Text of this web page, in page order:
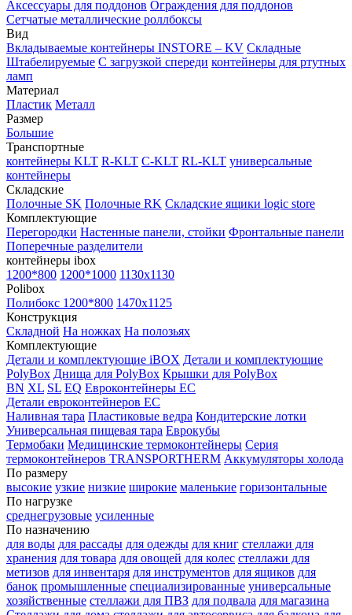
Аксессуары для поддонов Ограждения для поддонов
Сетчатые металлические роллбоксы
Вид
Вкладываемые контейнеры INSTORE – KV Складные
Штабелируемые С загрузкой спереди контейнеры для ртутных
ламп
Материал
Пластик Металл
Размер
Большие
Транспортные
контейнеры KLT R-KLT C-KLT RL-KLT универсальные
контейнеры
Складские
Полочные SK Полочные RK Складские ящики logic store
Комплектующие
Перегородки Настенные панели, стойки Фронтальные панели
Поперечные разделители
контейнеры ibox
1200*800 1200*1000 1130x1130
Polibox
Полибокс 1200*800 1470х1125
Конструкция
Складной На ножках На полозьях
Комплектующие
Детали и комплектующие iBOX Детали и комплектующие
PolyBox Днища для PolyBox Крышки для PolyBox
BN XL SL EQ Евроконтейнеры EC
Детали евроконтейнеров EC
Наливная тара Пластиковые ведра Кондитерские лотки
Универсальная пищевая тара Еврокубы
Термобаки Медицинские термоконтейнеры Серия
термоконтейнеров TRANSPORTHERM Аккумуляторы холода
По размеру
высокие узкие низкие широкие маленькие горизонтальные
По нагрузке
среднегрузовые усиленные
По назначению
для воды для рассады для одежды для книг стеллажи для
хранения для товара для овощей для колес стеллажи для
метизов для инвентаря для инструментов для ящиков для
банок промышленные специализированные универсальные
хозяйственные стеллажи для ПВЗ для подвала для магазина